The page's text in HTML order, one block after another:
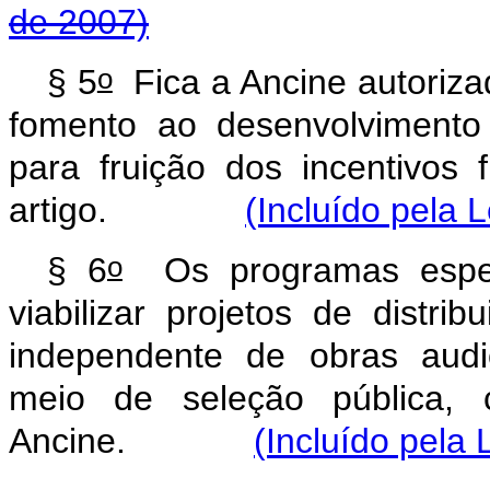
de 2007)
§ 5oFica a Ancine
fomento ao
para fruição dos
artigo. (Incluído pela
§ 6o Os programas
viabilizar projetos de
independente de obras
meio de seleção pública,
Ancine. (Incluído pela